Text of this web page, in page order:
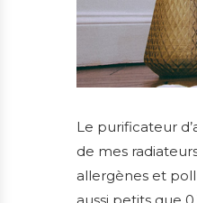
Le purificateur
de mes
allergènes et